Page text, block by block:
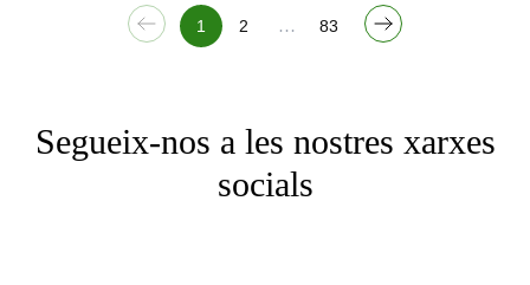
1 2 … 83
Segueix-nos a les nostres xarxes
socials